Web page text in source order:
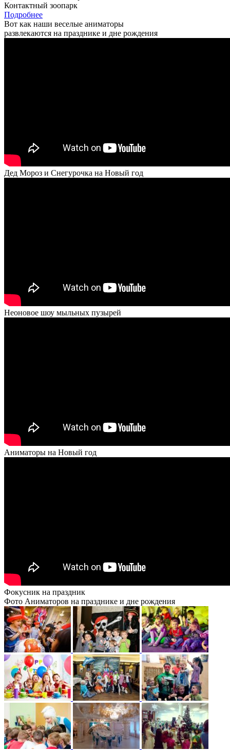
Контактный зоопарк
Подробнее
Вот как наши веселые аниматоры
развлекаются на празднике и дне рождения
Дед Мороз и Снегурочка на Новый год
Неоновое шоу мыльных пузырей
Аниматоры на Новый год
Фокусник на праздник
Фото Аниматоров на празднике и дне рождения